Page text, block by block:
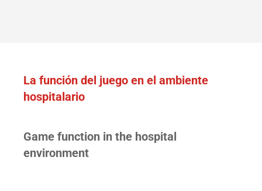
La función del juego en el ambiente
hospitalario
Game function in the hospital
environment